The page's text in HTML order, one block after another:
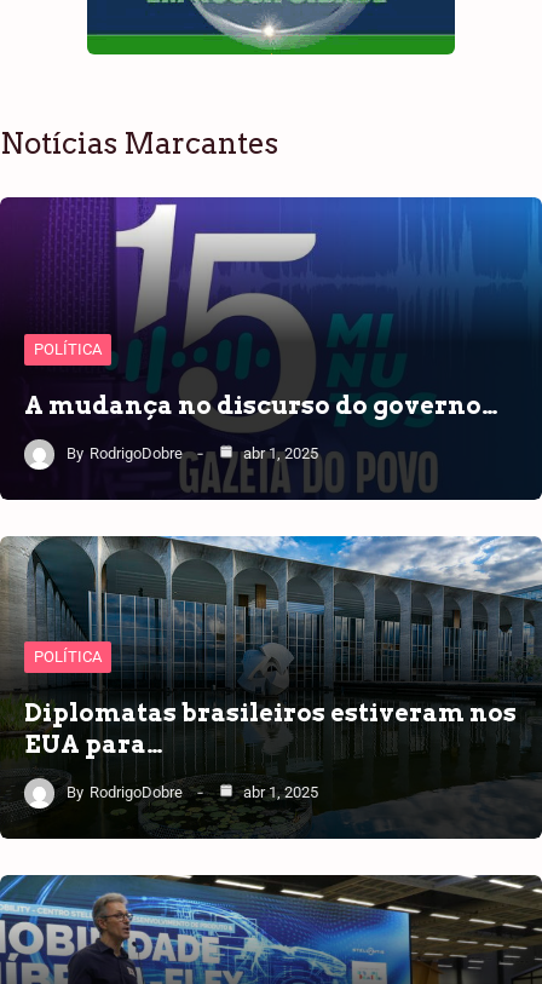
Notícias Marcantes
POLÍTICA
A mudança no discurso do governo…
By RodrigoDobre abr 1, 2025
POLÍTICA
Diplomatas brasileiros estiveram nos
EUA para…
By RodrigoDobre abr 1, 2025